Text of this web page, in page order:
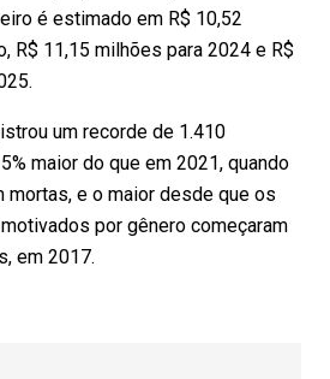
é estimado em R$ 10,52
R$ 11,15 milhões para 2024 e R$
um recorde de 1.410
maior do que em 2021, quando
mortas, e o maior desde que os
por gênero começaram
em 2017.